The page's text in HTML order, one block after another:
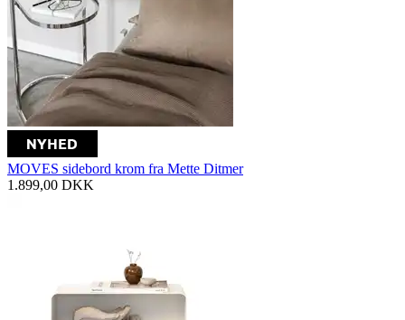
MOVES sidebord krom fra Mette Ditmer
1.899,00 DKK